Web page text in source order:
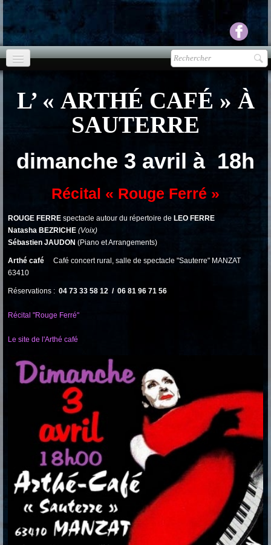
agenda
Ecouter Voir ▼
Espace pro▼
Contact & liens
L’ « ARTHÉ CAFÉ » À
SAUTERRE
dimanche 3 avril à 18h
Récital « Rouge Ferré »
ROUGE FERRE spectacle autour du répertoire de LEO FERRE
Natasha BEZRICHE (Voix)
Sébastien JAUDON (Piano et Arrangements)
Arthé café Café concert rural, salle de spectacle "Sauterre" MANZAT
63410
Réservations : 04 73 33 58 12 / 06 81 96 71 56
Récital "Rouge Ferré"
Le site de l'Arthé café